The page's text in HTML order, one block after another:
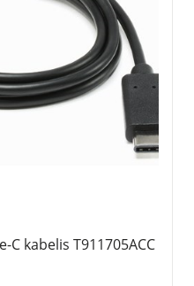
C kabelis T911705ACC